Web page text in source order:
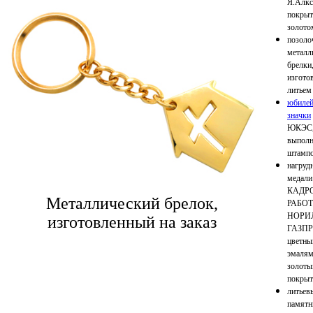
Металлический брелок,
изготовленный на заказ
брeлки,
литьем
знaчки
медали